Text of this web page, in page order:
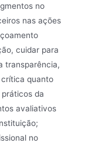
no
nas ações
cuidar para
transparência,
quanto
da
avaliativos
no